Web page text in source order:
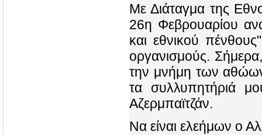
Με Διάταγμα της
26η Φεβρουαρίου
και εθνικού
οργανισμούς.
την μνήμη των
τα συλλυπητήριά
Αζερμπαϊτζάν.
Να είναι ελεήμων ο